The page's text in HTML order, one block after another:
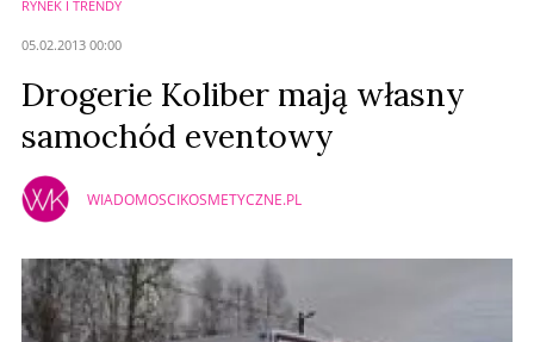
RYNEK I TRENDY
05.02.2013 00:00
Drogerie Koliber mają własny
samochód eventowy
WIADOMOSCIKOSMETYCZNE.PL